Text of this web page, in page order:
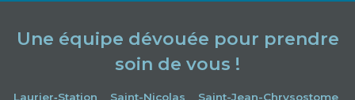
Une équipe dévouée pour prendre
soin de vous !
Laurier‑Station Saint-Nicolas
Saint-Jean-Chrysostome